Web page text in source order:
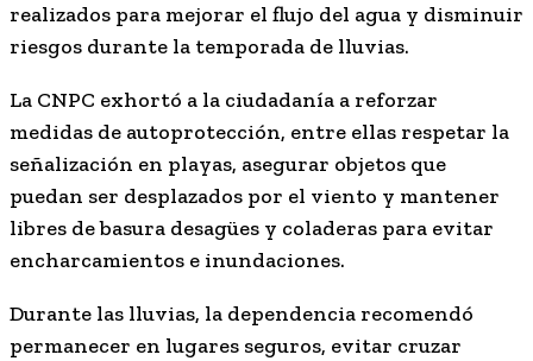
realizados para mejorar el flujo del agua y disminuir
riesgos durante la temporada de lluvias.
La CNPC exhortó a la ciudadanía a reforzar
medidas de autoprotección, entre ellas respetar la
señalización en playas, asegurar objetos que
puedan ser desplazados por el viento y mantener
libres de basura desagües y coladeras para evitar
encharcamientos e inundaciones.
Durante las lluvias, la dependencia recomendó
permanecer en lugares seguros, evitar cruzar